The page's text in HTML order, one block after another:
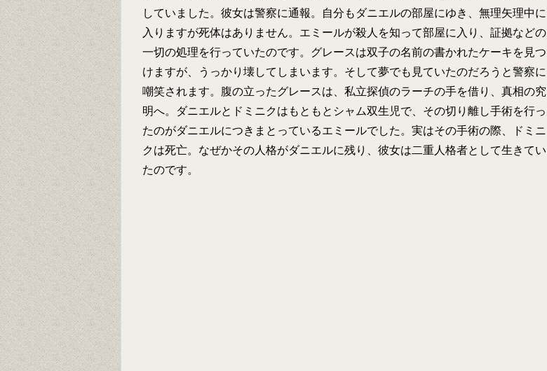
していました。彼女は警察に通報。自分もダニエルの部屋にゆき、無理矢理中に
入りますが死体はありません。エミールが殺人を知って部屋に入り、証拠などの
一切の処理を行っていたのです。グレースは双子の名前の書かれたケーキを見つ
けますが、うっかり壊してしまいます。そして夢でも見ていたのだろうと警察に
嘲笑されます。腹の立ったグレースは、私立探偵のラーチの手を借り、真相の究
明へ。ダニエルとドミニクはもともとシャム双生児で、その切り離し手術を行っ
たのがダニエルにつきまとっているエミールでした。実はその手術の際、ドミニ
クは死亡。なぜかその人格がダニエルに残り、彼女は二重人格者として生きてい
たのです。